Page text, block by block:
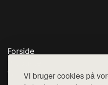
Vi bruger cookies på
Forside
Top Rabatter